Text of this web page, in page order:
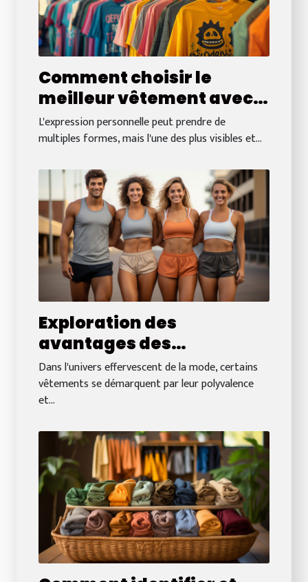
Comment choisir le
meilleur vêtement avec
slogan pour chaque
occasion
L'expression personnelle peut prendre de
multiples formes, mais l'une des plus visibles et...
Exploration des
avantages des
combishorts pour
hommes et femmes :
Confort et style réunis
Dans l'univers effervescent de la mode, certains
vêtements se démarquent par leur polyvalence
et...